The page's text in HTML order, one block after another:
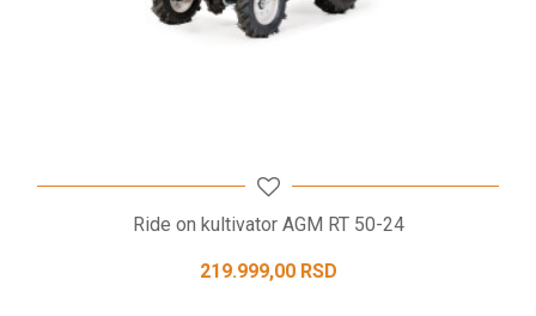
Ride on kultivator AGM RT 50-24
219.999,00 RSD